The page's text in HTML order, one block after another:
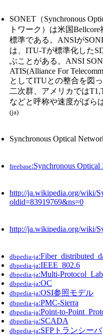
SONET（Synchronous
トワーク）は米国
標準である。ANSIが
は、ITU-Tが標準化した
ぶことがある。ANSI
ATIS(Alliance For
としてITUとの整合を図
二次群、アメリカでは
などと呼称や速度がばら
(ja)
Synchronous Optical
freebase:Synchronous
http://ja.wikipedia.org/wiki/
oldid=83919769&ns=0
http://ja.wikipedia.org/wiki/
dbpedia-ja
dbpedia-ja:IEEE_802.6
dbpedia-ja:Multi-
dbpedia-ja:OC
dbpedia-ja:OSI参照モデル
dbpedia-ja:PMC-Sierra
dbpedia-ja:Point-to-
dbpedia-ja:SCADA
dbpedia-ja:SFPトランシーバ